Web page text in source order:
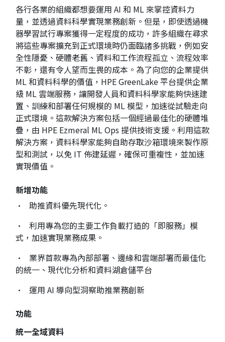
各行各業的組織都想要運用 AI 和 ML 來掌控資料力
量，並透過資料科學實現業務創新。但是，即使透過機
器學習試行專案獲得一定程度的成功，許多組織在尋求
將這些專案擴充到正式環境時仍面臨諸多挑戰，例如安
全性隱憂、硬體老舊、資料和工作流程孤立、流程效率
不彰，還有令人望而生畏的成本。為了向您的企業提供
ML 和資料科學的價值，HPE GreenLake 平台提供企業
級 ML 雲端服務，讓開發人員和資料科學家能夠快速建
置、訓練和部署任何規模的 ML 模型，加速從試驗走向
正式環境。這款解決方案包括一個經過最佳化的硬體堆
疊，由 HPE Ezmeral ML Ops 提供技術支援。利用這款
解決方案，資料科學家能夠自助存取沙箱環境來製作原
型和測試，以免 IT 佈建延遲，確保可重複性，並加速
實現價值。
新增功能
• 助推資料優先現代化。
• 利用專為您的主要工作負載打造的「即服務」模
式，加速實現業務成果。
• 業界首款專為內部部署、邊緣和雲端部署而最佳化
的統一、現代化分析和資料湖倉儲平台
• 運用 AI 導向型洞察助推業務創新
功能
統一全域資料